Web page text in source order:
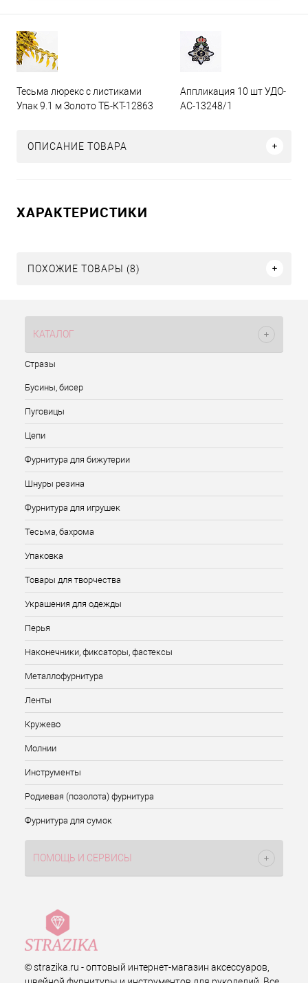
Тесьма люрекс с листиками
Упак 9.1 м Золото ТБ-КТ-12863
Аппликация 10 шт УДО-
АС-13248/1
ОПИСАНИЕ ТОВАРА
ХАРАКТЕРИСТИКИ
ПОХОЖИЕ ТОВАРЫ (8)
КАТАЛОГ
Стразы
Бусины, бисер
Пуговицы
Цепи
Фурнитура для бижутерии
Шнуры резина
Фурнитура для игрушек
Тесьма, бахрома
Упаковка
Товары для творчества
Украшения для одежды
Перья
Наконечники, фиксаторы, фастексы
Металлофурнитура
Ленты
Кружево
Молнии
Инструменты
Родиевая (позолота) фурнитура
Фурнитура для сумок
ПОМОЩЬ И СЕРВИСЫ
© strazika.ru - оптовый интернет-магазин аксессуаров,